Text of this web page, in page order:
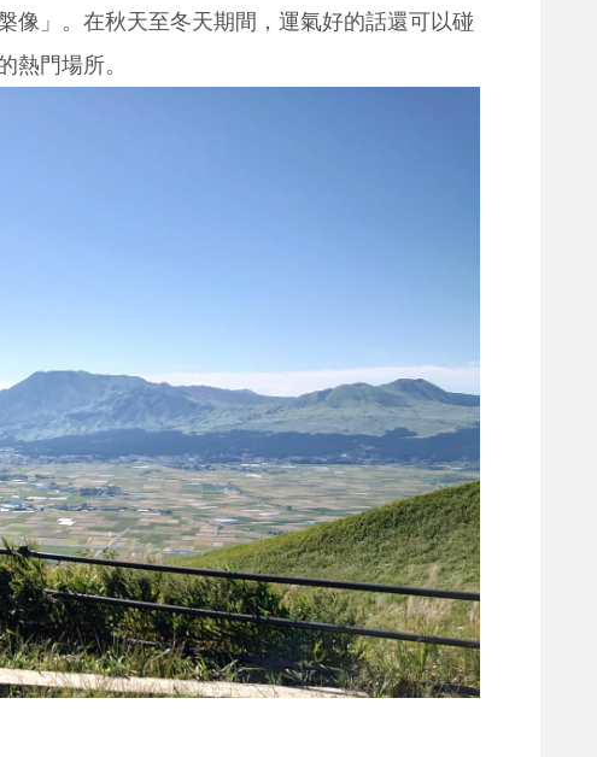
像」。在秋天至冬天期間，運氣好的話還可以碰
熱門場所。